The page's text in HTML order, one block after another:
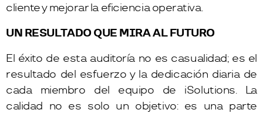
cliente y mejorar la eficiencia operativa.
UN RESULTADO QUE MIRA AL FUTURO
El éxito de esta auditoría no es casualidad; es el
resultado del esfuerzo y la dedicación diaria de
cada miembro del equipo de iSolutions. La
calidad no es solo un objetivo: es una parte